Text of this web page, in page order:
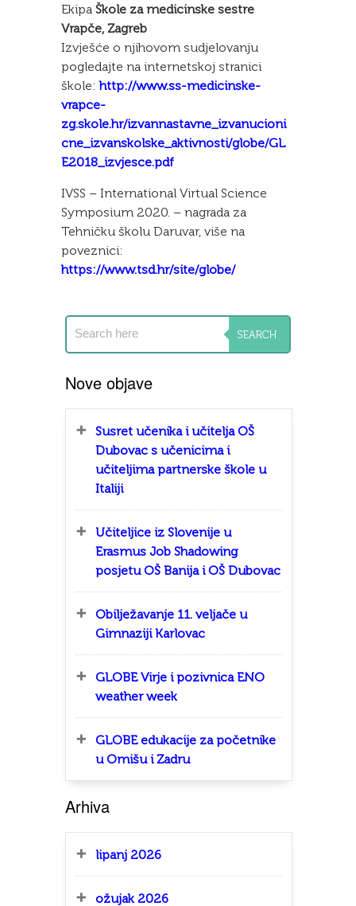
Ekipa Škole za medicinske sestre
Vrapče, Zagreb
Izvješće o njihovom sudjelovanju
pogledajte na internetskoj stranici
škole:http://www.ss-medicinske-
vrapce-
zg.skole.hr/izvannastavne_izvanucioni
cne_izvanskolske_aktivnosti/globe/GL
E2018_izvjesce.pdf
IVSS – International Virtual Science
Symposium 2020. – nagrada za
Tehničku školu Daruvar, više na
poveznici:
https://www.tsd.hr/site/globe/
Nove objave
Susret učenika i učitelja OŠ
Dubovac s učenicima i
učiteljima partnerske škole u
Italiji
Učiteljice iz Slovenije u
Erasmus Job Shadowing
posjetu OŠ Banija i OŠ Dubovac
Obilježavanje 11. veljače u
Gimnaziji Karlovac
GLOBE Virje i pozivnica ENO
weather week
GLOBE edukacije za početnike
u Omišu i Zadru
Arhiva
lipanj 2026
ožujak 2026